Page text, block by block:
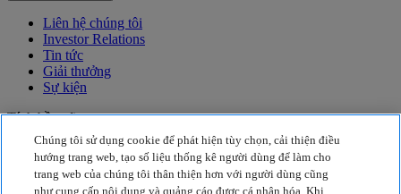
Liên hệ chúng tôi
Investor Relations
Tin tức
Giải thưởng
Sự kiện
Tính bền vững
Tính bền vững
Trách nhiệm xã hội của doanh nghiệp
Chúng tôi sử dụng cookie để phát hiện tùy chọn, cải thiện điều
hướng trang web, tạo số liệu thống kê người dùng để làm cho
trang web của chúng tôi thân thiện hơn với người dùng cũng
như cung cấp nội dung và quảng cáo được cá nhân hóa. Khi